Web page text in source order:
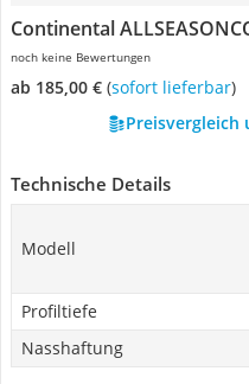
Continental
noch keine Bewertungen
ab 185,00 € ( Sofort lieferbar)
Preisvergleich
Technische Details
Modell
Profiltiefe
Nasshaftung